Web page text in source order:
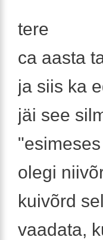
tere
ca aasta
ja siis ka
jäi see
olegi
kuivõrd
vaadata,